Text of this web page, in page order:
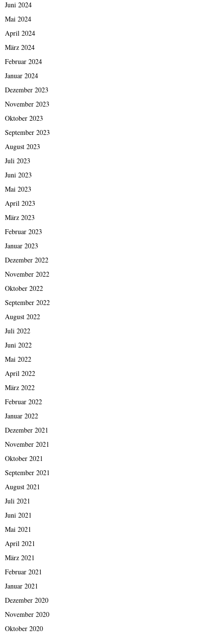
Juni 2024
Mai 2024
April 2024
März 2024
Februar 2024
Januar 2024
Dezember 2023
November 2023
Oktober 2023
September 2023
August 2023
Juli 2023
Juni 2023
Mai 2023
April 2023
März 2023
Februar 2023
Januar 2023
Dezember 2022
November 2022
Oktober 2022
September 2022
August 2022
Juli 2022
Juni 2022
Mai 2022
April 2022
März 2022
Februar 2022
Januar 2022
Dezember 2021
November 2021
Oktober 2021
September 2021
August 2021
Juli 2021
Juni 2021
Mai 2021
April 2021
März 2021
Februar 2021
Januar 2021
Dezember 2020
November 2020
Oktober 2020